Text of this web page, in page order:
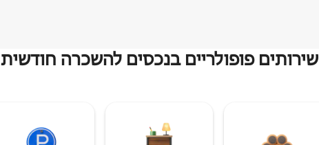
שירותים פופולריים בנכסים להשכרה חודשית